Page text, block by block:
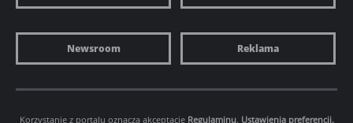
Newsroom Reklama
Korzystanie z portalu oznacza akceptację Regulaminu. Ustawienia preferencji.